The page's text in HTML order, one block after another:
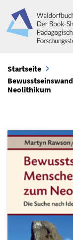
Startseite
Neolithikum